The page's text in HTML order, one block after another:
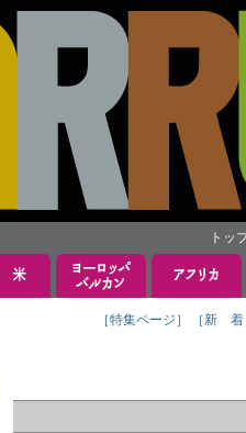
トッ
［特集ページ］ ［新 着